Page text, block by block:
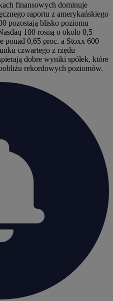
finansowych dominuje
raportu z amerykańskiego
pozostają blisko poziomu
100 rosną o około 0,5
ponad 0,65 proc. a Stoxx 600
czwartego z rzędu
dobre wyniki spółek, które
rekordowych poziomów.